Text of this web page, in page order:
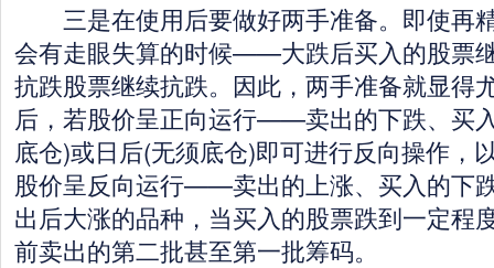
三是在使用后要做好两手准备。即使再
会有走眼失算的时候——大跌后买入的股票
抗跌股票继续抗跌。因此，两手准备就显得
后，若股价呈正向运行——卖出的下跌、买
底仓)或日后(无须底仓)即可进行反向操作，
股价呈反向运行——卖出的上涨、买入的下
出后大涨的品种，当买入的股票跌到一定程
前卖出的第二批甚至第一批筹码。